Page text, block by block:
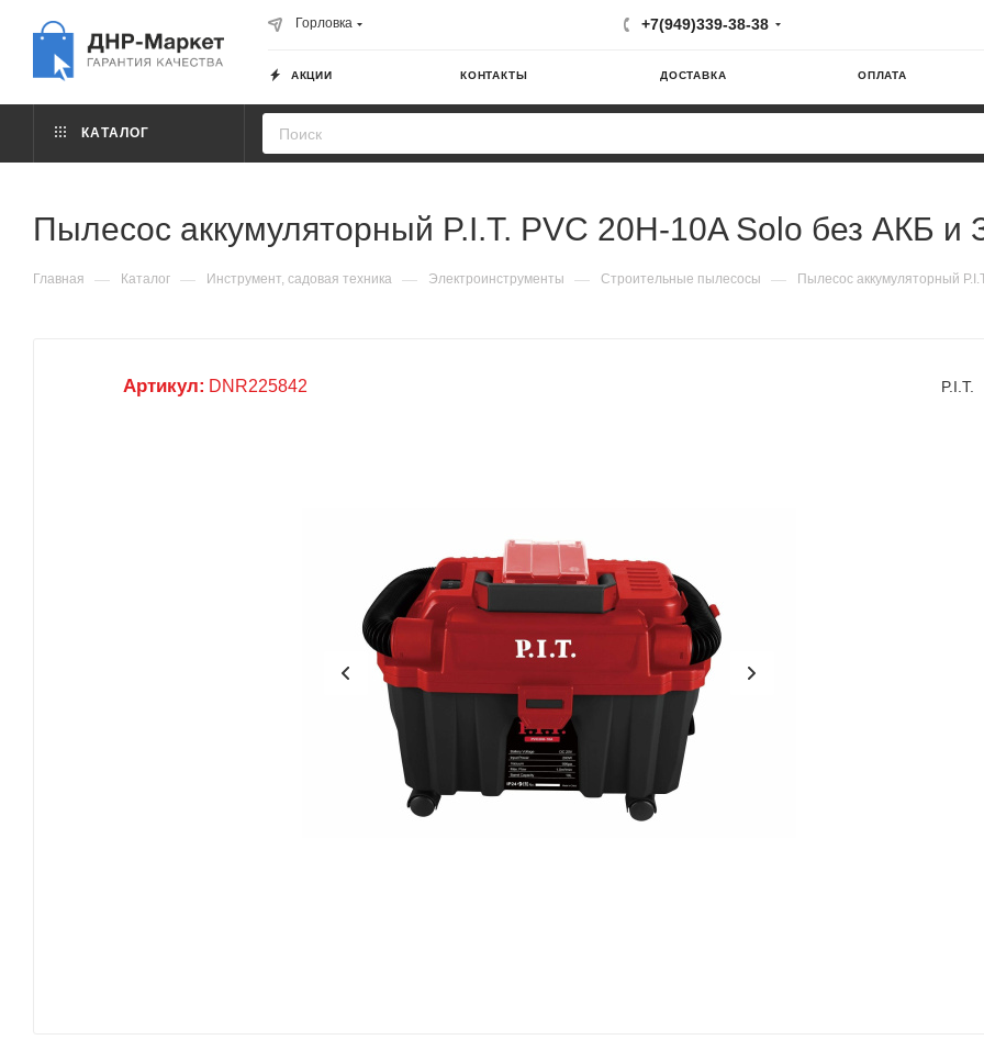
Горловка +7(949)339-38-38
АКЦИИ КОНТАКТЫ ДОСТАВКА ОПЛАТА
КАТАЛОГ
Пылесос аккумуляторный P.I.T. PVC 20H-10A Solo без АКБ и
Главная — Каталог — Инструмент, садовая техника — Электроинструменты — Строительные пылесосы — Пылесос аккумуляторный
Артикул: DNR225842 P.I.T.